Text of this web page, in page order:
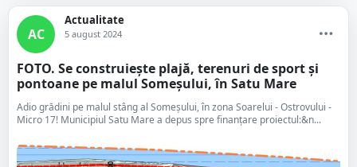
AC
Actualitate
5 august 2024
FOTO. Se construiește plajă, terenuri de sport și
pontoane pe malul Someșului, în Satu Mare
Adio grădini pe malul stâng al Someșului, în zona Soarelui - Ostrovului -
Micro 17! Municipiul Satu Mare a depus spre finanțare proiectul:&n...